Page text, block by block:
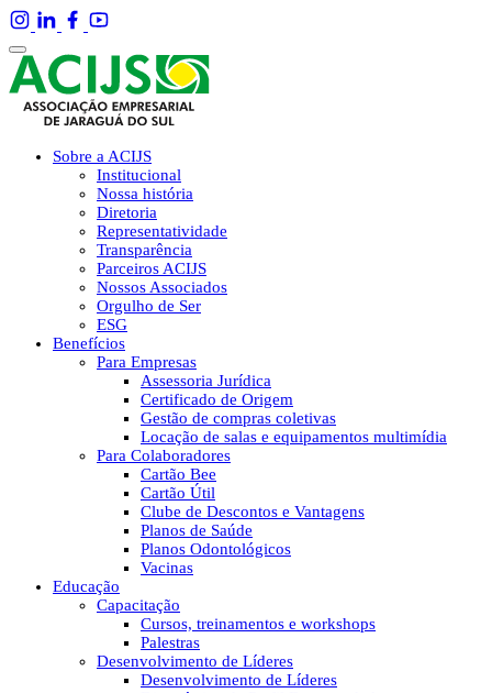
Sobre a ACIJS
Institucional
Nossa história
Diretoria
Representatividade
Transparência
Parceiros ACIJS
Nossos Associados
Orgulho de Ser
ESG
Benefícios
Para Empresas
Assessoria Jurídica
Certificado de Origem
Gestão de compras coletivas
Locação de salas e equipamentos multimídia
Para Colaboradores
Cartão Bee
Cartão Útil
Clube de Descontos e Vantagens
Planos de Saúde
Planos Odontológicos
Vacinas
Educação
Capacitação
Cursos, treinamentos e workshops
Palestras
Desenvolvimento de Líderes
Desenvolvimento de Líderes